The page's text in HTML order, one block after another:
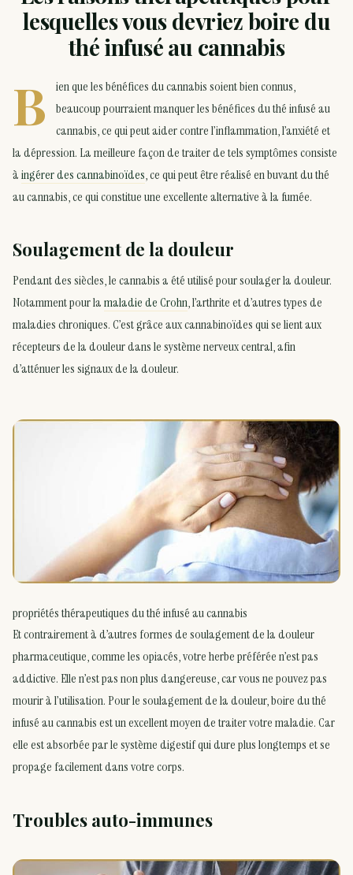
lesquelles vous devriez boire du
thé infusé au cannabis
B
ien que les bénéfices du cannabis soient bien connus,
beaucoup pourraient manquer les bénéfices du thé infusé au
cannabis, ce qui peut aider contre l’inflammation, l’anxiété et
la dépression. La meilleure façon de traiter de tels symptômes consiste
àingérer des cannabinoïdes, ce qui peut être réalisé en buvant du thé
au cannabis, ce qui constitue une excellente alternative à la fumée.
Soulagement de la douleur
Pendant des siècles, le cannabis a été utilisé pour soulager la douleur.
Notamment pour lamaladie de Crohn, l’arthrite et d’autres types de
maladies chroniques. C’est grâce aux cannabinoïdes qui se lient aux
récepteurs de la douleur dans le système nerveux central, afin
d’atténuer les signaux de la douleur.
propriétés thérapeutiques du thé infusé au cannabis
Et contrairement à d’autres formes de soulagement de la douleur
pharmaceutique, comme les opiacés, votre herbe préférée n’est pas
addictive. Elle n’est pas non plus dangereuse, car vous ne pouvez pas
mourir à l’utilisation. Pour le soulagement de la douleur, boire du thé
infusé au cannabis est un excellent moyen de traiter votre maladie. Car
elle est absorbée par le système digestif qui dure plus longtemps et se
propage facilement dans votre corps.
Troubles auto-immunes